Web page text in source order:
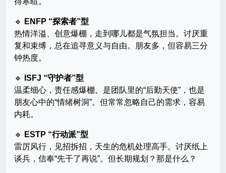
🔹
ENFP “探索者”型
热情洋溢、创意爆棚，走到哪儿都是气氛担当。讨厌重
复和束缚，总在追寻意义与自由。朋友多，但容易三分
钟热度。
🔹
ISFJ “守护者”型
温柔细心，责任感爆棚。是团队里的“后勤天使”，也是
朋友心中的“情绪树洞”。但常常忽略自己的需求，容易
内耗。
🔹
ESTP “行动派”型
雷厉风行，见招拆招，天生的危机处理高手。讨厌纸上
谈兵，信奉“先干了再说”。但长期规划？那是什么？